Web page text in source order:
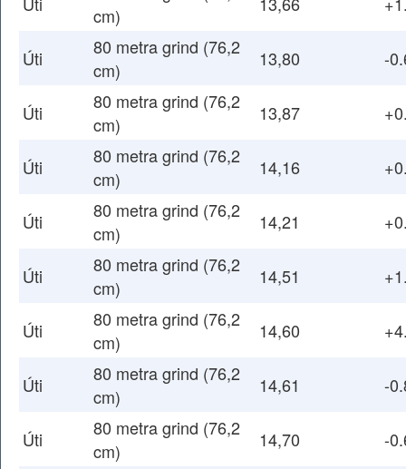
cm)
Úti
80 metra grind (76,2
cm)
13,80 -
Úti
80 metra grind (76,2
cm)
13,87
Úti
80 metra grind (76,2
cm)
14,16
Úti
80 metra grind (76,2
cm)
14,21
Úti
80 metra grind (76,2
cm)
14,51
Úti
80 metra grind (76,2
cm)
14,60
Úti
80 metra grind (76,2
cm)
14,61 -
Úti
80 metra grind (76,2
cm)
14,70 -